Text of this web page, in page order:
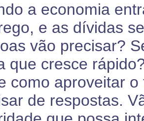
a economia
e as dívidas
vão precisar?
que cresce
como aproveitar
de respostas.